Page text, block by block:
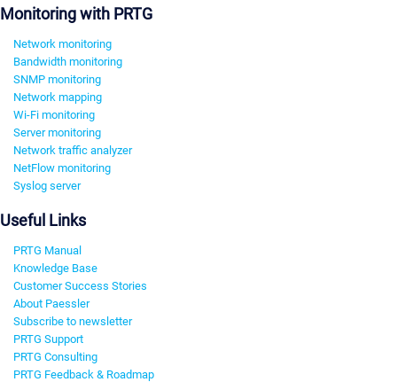
Monitoring with PRTG
Network monitoring
Bandwidth monitoring
SNMP monitoring
Network mapping
Wi-Fi monitoring
Server monitoring
Network traffic analyzer
NetFlow monitoring
Syslog server
Useful Links
PRTG Manual
Knowledge Base
Customer Success Stories
About Paessler
Subscribe to newsletter
PRTG Support
PRTG Consulting
PRTG Feedback & Roadmap